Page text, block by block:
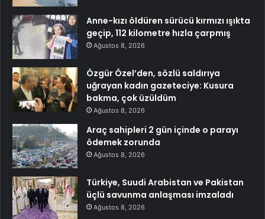
Anne-kızı öldüren sürücü kırmızı ışıkta
geçip, 112 kilometre hızla çarpmış
Ağustos 8, 2026
Özgür Özel’den, sözlü saldırıya
uğrayan kadın gazeteciye: Kusura
bakma, çok üzüldüm
Ağustos 8, 2026
Araç sahipleri 2 gün içinde o parayı
ödemek zorunda
Ağustos 8, 2026
Türkiye, Suudi Arabistan ve Pakistan
üçlü savunma anlaşması imzaladı
Ağustos 8, 2026